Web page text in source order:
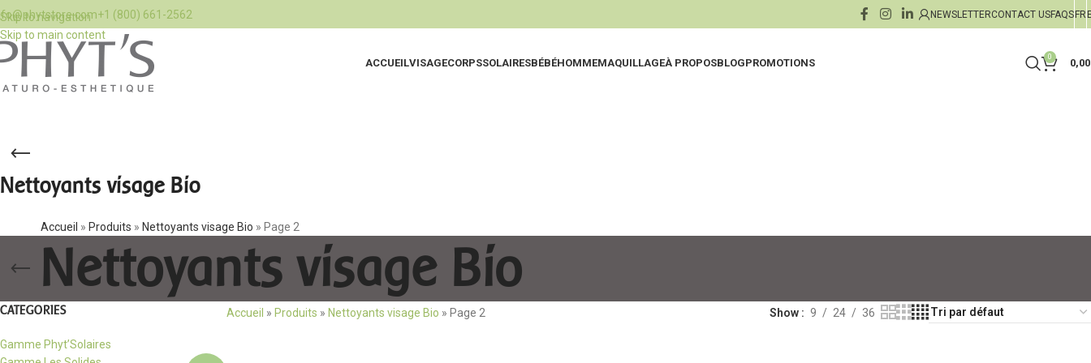
Skip to navigation
Skip to main content
+1 (800) 661-2562 NEWSLETTERCONTACT USFAQSFR
ACCUEILVISAGECORPSSOLAIRESBÉBÉHOMMEMAQUILLAGEÀ PROPOSBLOGPROMOTIONS 0
Nettoyants visage Bio
Accueil » Produits » Nettoyants visage Bio » Page 2
Nettoyants visage Bio
CATEGORIES
Gamme Phyt’Solaires
Accueil » Produits » Nettoyants visage Bio » Page 2 Show 9 24 36